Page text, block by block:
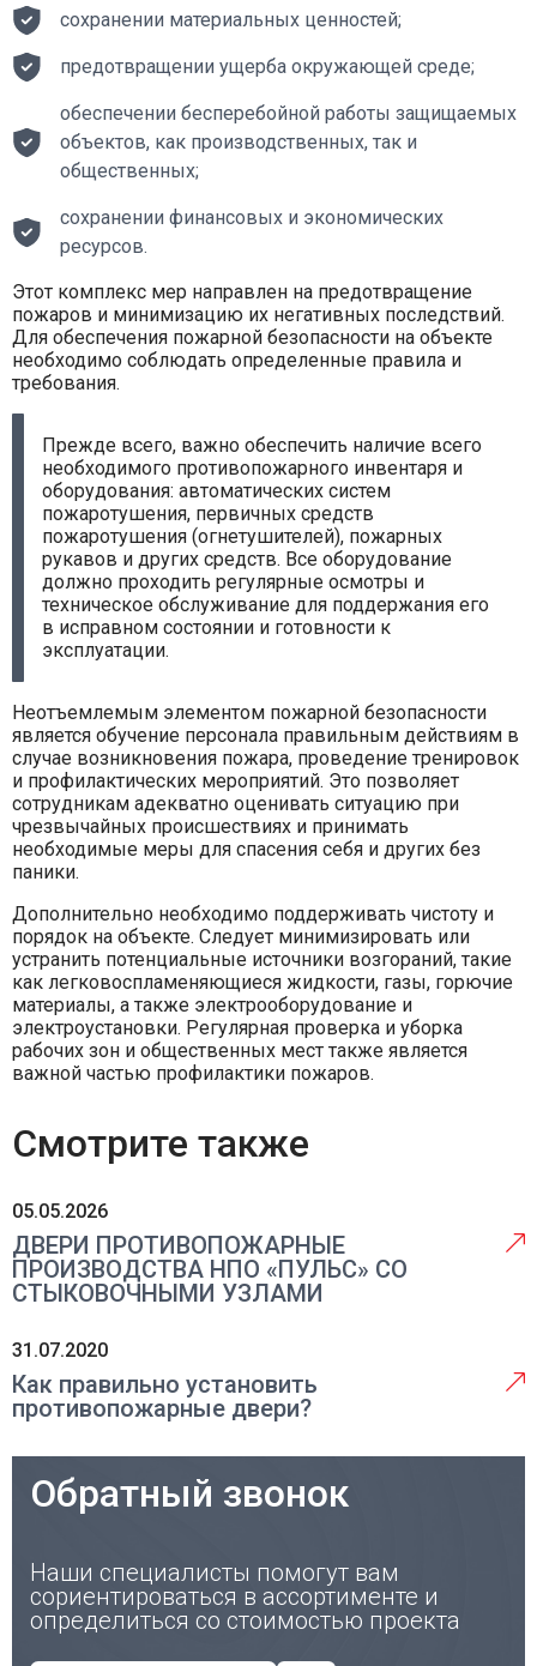
сохранении материальных ценностей;
предотвращении ущерба окружающей среде;
обеспечении бесперебойной работы защищаемых
объектов, как производственных, так и
общественных;
сохранении финансовых и экономических
ресурсов.
Этот комплекс мер направлен на предотвращение
пожаров и минимизацию их негативных последствий.
Для обеспечения пожарной безопасности на объекте
необходимо соблюдать определенные правила и
требования.
Прежде всего, важно обеспечить наличие всего
необходимого противопожарного инвентаря и
оборудования: автоматических систем
пожаротушения, первичных средств
пожаротушения (огнетушителей), пожарных
рукавов и других средств. Все оборудование
должно проходить регулярные осмотры и
техническое обслуживание для поддержания его
в исправном состоянии и готовности к
эксплуатации.
Неотъемлемым элементом пожарной безопасности
является обучение персонала правильным действиям в
случае возникновения пожара, проведение тренировок
и профилактических мероприятий. Это позволяет
сотрудникам адекватно оценивать ситуацию при
чрезвычайных происшествиях и принимать
необходимые меры для спасения себя и других без
паники.
Дополнительно необходимо поддерживать чистоту и
порядок на объекте. Следует минимизировать или
устранить потенциальные источники возгораний, такие
как легковоспламеняющиеся жидкости, газы, горючие
материалы, а также электрооборудование и
электроустановки. Регулярная проверка и уборка
рабочих зон и общественных мест также является
важной частью профилактики пожаров.
Смотрите также
05.05.2026
ДВЕРИ ПРОТИВОПОЖАРНЫЕ
ПРОИЗВОДСТВА НПО «ПУЛЬС» СО
СТЫКОВОЧНЫМИ УЗЛАМИ
31.07.2020
Как правильно установить
противопожарные двери?
Обратный звонок
Наши специалисты помогут вам
сориентироваться в ассортименте и
определиться со стоимостью проекта